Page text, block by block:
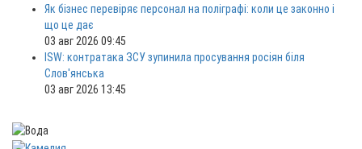
Як бізнес перевіряє персонал на поліграфі: коли це законно і
що це дає
03 авг 2026 09:45
ISW: контратака ЗСУ зупинила просування росіян біля
Слов'янська
03 авг 2026 13:45